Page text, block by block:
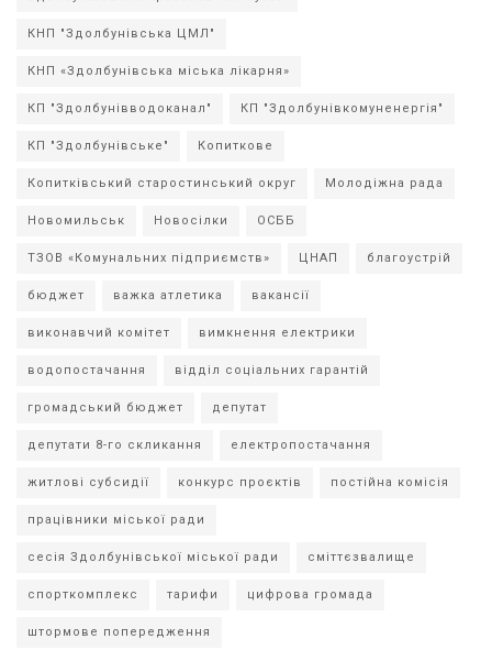
КНП "Здолбунівська ЦМЛ"
КНП «Здолбунівська міська лікарня»
КП "Здолбунівводоканал" КП "Здолбунівкомуненергія"
КП "Здолбунівське" Копиткове
Копитківський старостинський округ Молодіжна рада
Новомильськ Новосілки ОСББ
ТЗОВ «Комунальних підприємств» ЦНАП благоустрій
бюджет важка атлетика вакансії
виконавчий комітет вимкнення електрики
водопостачання відділ соціальних гарантій
громадський бюджет депутат
депутати 8-го скликання електропостачання
житлові субсидії конкурс проєктів постійна комісія
працівники міської ради
сесія Здолбунівської міської ради сміттєзвалище
спорткомплекс тарифи цифрова громада
штормове попередження